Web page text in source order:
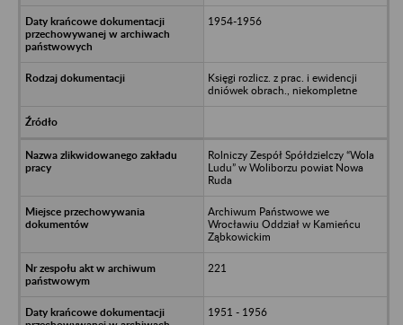
1954-1956
Księgi rozlicz. z prac. i ewidencji
dniówek obrach., niekompletne
Rolniczy Zespół Spółdzielczy “Wola
Ludu” w Woliborzu powiat Nowa
Ruda
Archiwum Państwowe we
Wrocławiu Oddział w Kamieńcu
Ząbkowickim
221
1951 - 1956